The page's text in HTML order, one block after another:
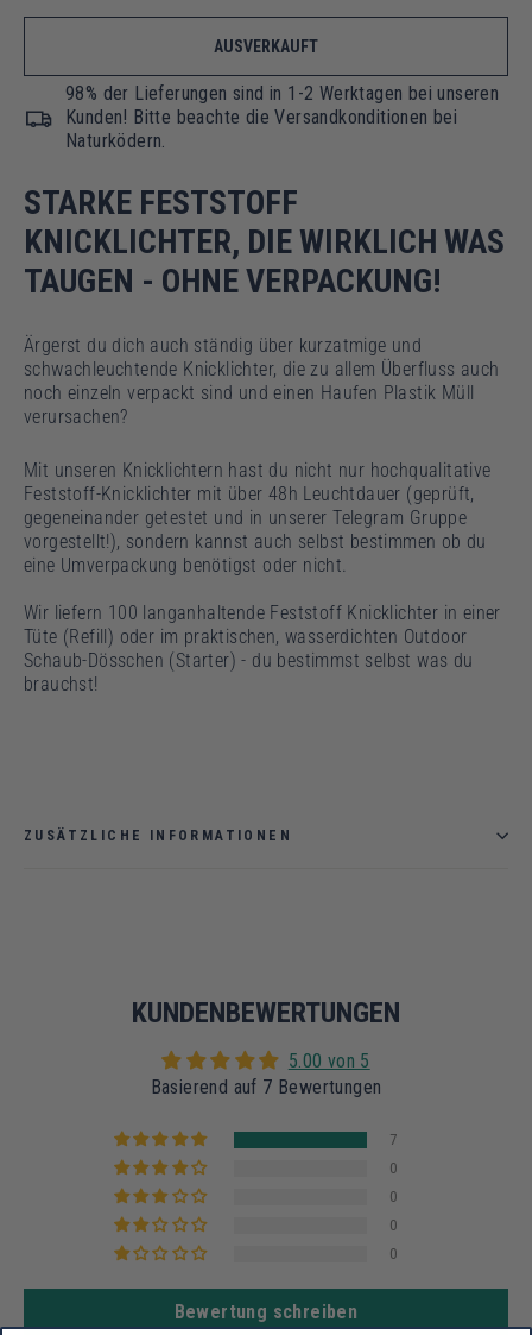
AUSVERKAUFT
98% der Lieferungen sind in 1-2 Werktagen bei unseren
Kunden! Bitte beachte die Versandkonditionen bei
Naturködern.
STARKE FESTSTOFF
KNICKLICHTER, DIE WIRKLICH WAS
TAUGEN - OHNE VERPACKUNG!
Ärgerst du dich auch ständig über kurzatmige und
schwachleuchtende Knicklichter, die zu allem Überfluss auch
noch einzeln verpackt sind und einen Haufen Plastik Müll
verursachen?
Mit unseren Knicklichtern hast du nicht nur hochqualitative
Feststoff-Knicklichter mit über 48h Leuchtdauer (geprüft,
gegeneinander getestet und in unserer Telegram Gruppe
vorgestellt!), sondern kannst auch selbst bestimmen ob du
eine Umverpackung benötigst oder nicht.
Wir liefern 100 langanhaltende Feststoff Knicklichter in einer
Tüte (Refill) oder im praktischen, wasserdichten Outdoor
Schaub-Dösschen (Starter) - du bestimmst selbst was du
brauchst!
ZUSÄTZLICHE INFORMATIONEN
KUNDENBEWERTUNGEN
5.00 von 5
Basierend auf 7 Bewertungen
7
0
0
0
0
Bewertung schreiben